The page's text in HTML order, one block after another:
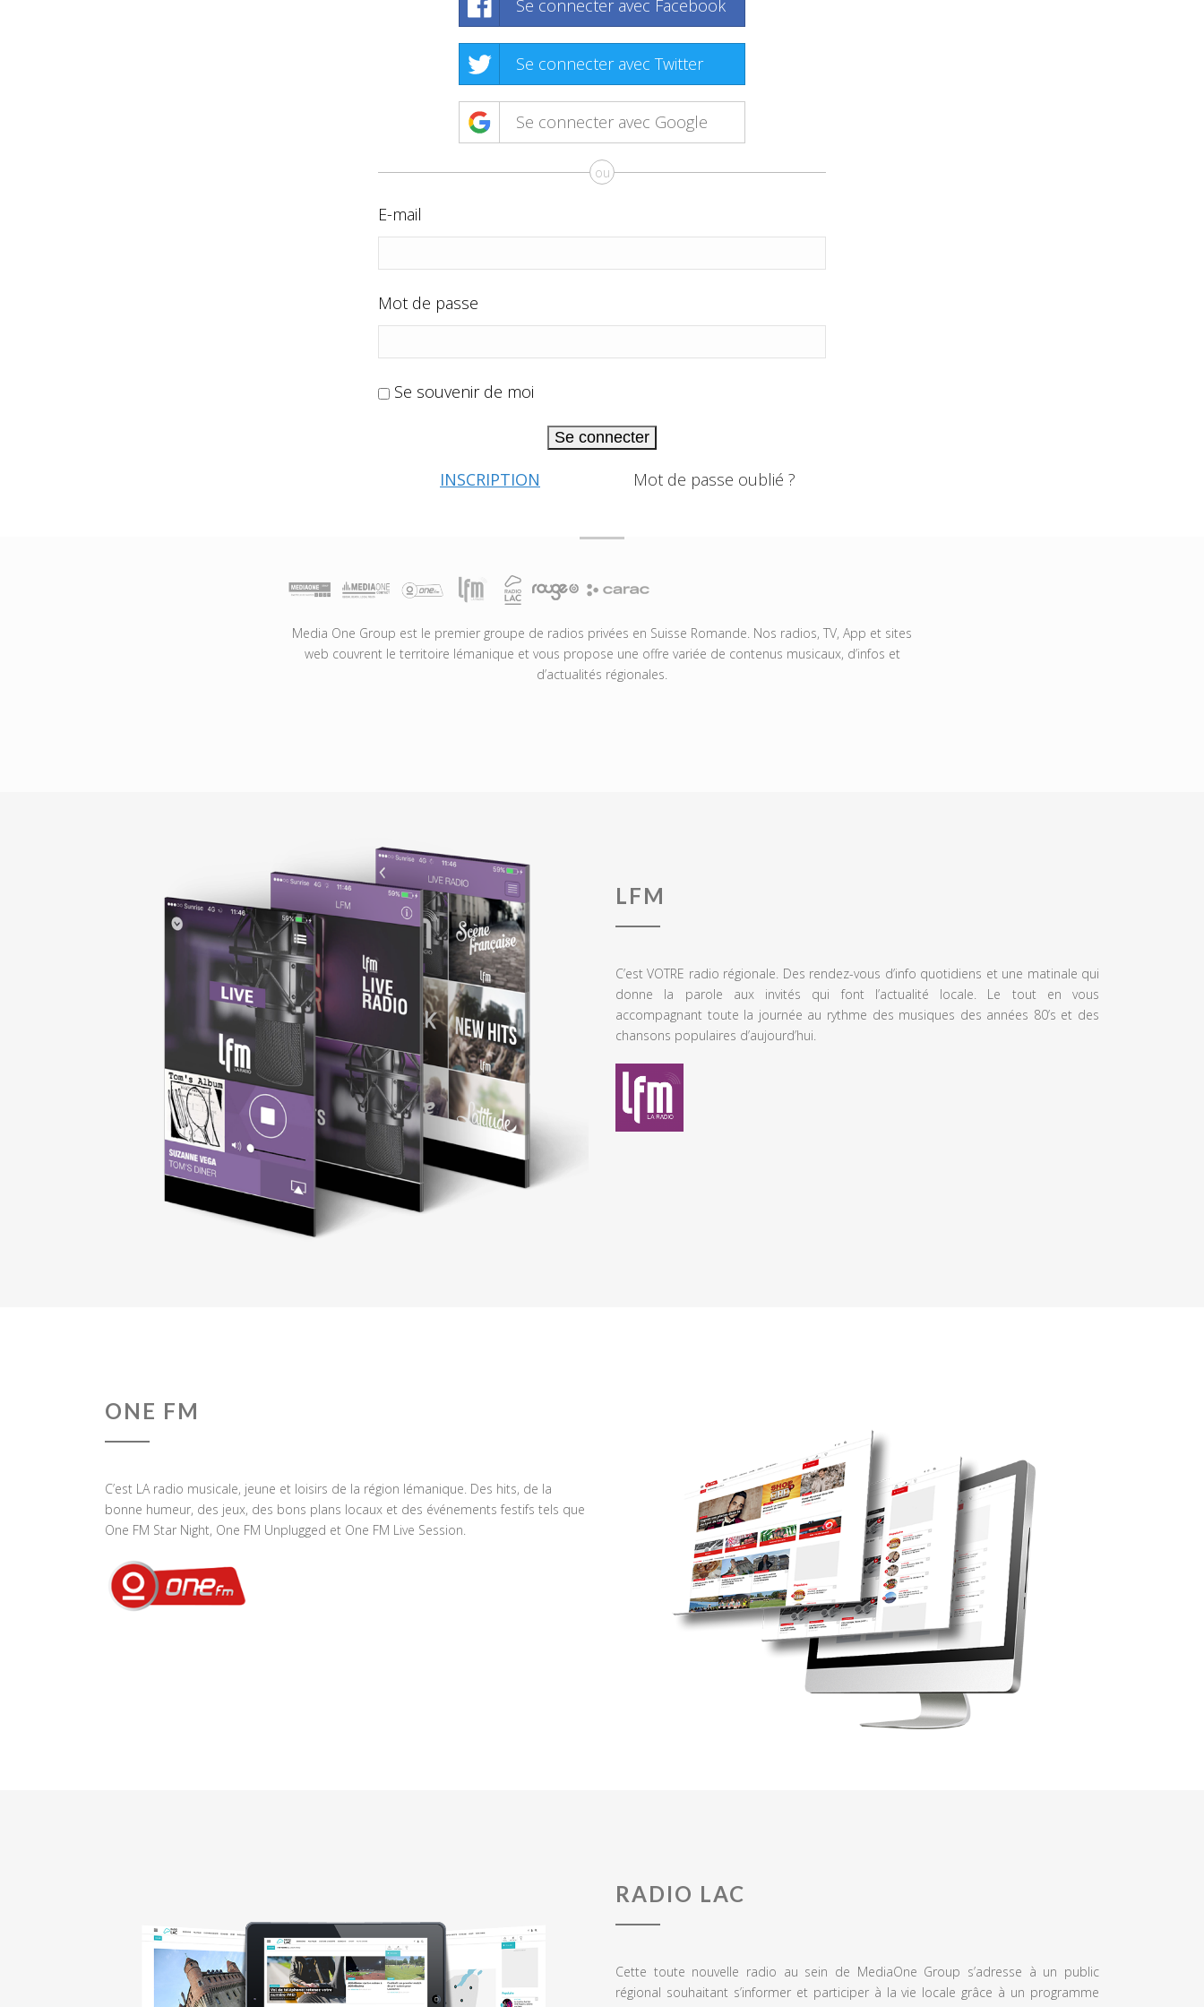
Se connecter avec Facebook
Se connecter avec Twitter
Se connecter avec Google
ou
E-mail
Mot de passe
Se souvenir de moi
Se connecter
INSCRIPTION Mot de passe oublié ?
Media One Group est le premier groupe de radios privées en Suisse Romande. Nos radios, TV, App et sites
web couvrent le territoire lémanique et vous propose une offre variée de contenus musicaux, d’infos et
d’actualités régionales.
LFM
C’est VOTRE radio régionale. Des rendez-vous d’info quotidiens et une matinale qui
donne la parole aux invités qui font l’actualité locale. Le tout en vous
accompagnant toute la journée au rythme des musiques des années 80’s et des
chansons populaires d’aujourd’hui.
ONE FM
C’est LA radio musicale, jeune et loisirs de la région lémanique. Des hits, de la
bonne humeur, des jeux, des bons plans locaux et des événements festifs tels que
One FM Star Night, One FM Unplugged et One FM Live Session.
RADIO LAC
Cette toute nouvelle radio au sein de MediaOne Group s’adresse à un public
régional souhaitant s’informer et participer à la vie locale grâce à un programme